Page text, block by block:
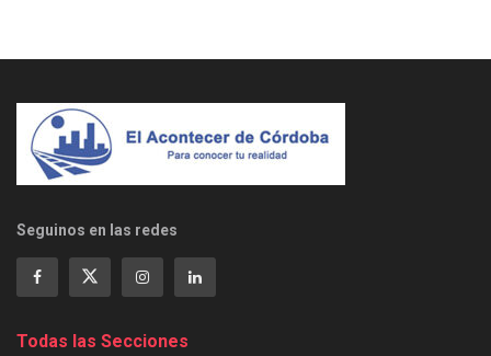
Seguinos en las redes
Todas las Secciones